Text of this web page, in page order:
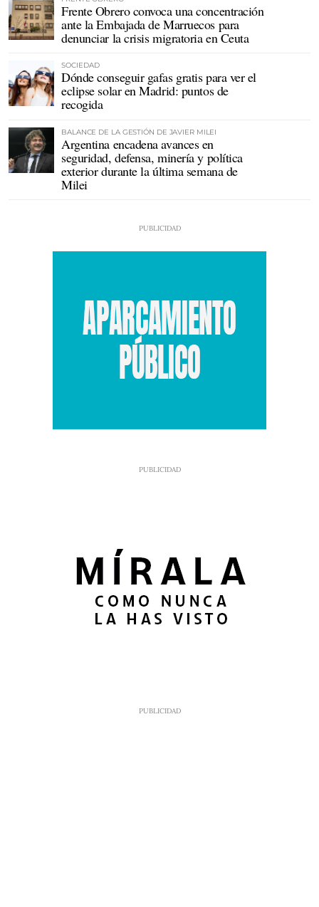
Frente Obrero convoca una concentración
ante la Embajada de Marruecos para
denunciar la crisis migratoria en Ceuta
SOCIEDAD
Dónde conseguir gafas gratis para ver el
eclipse solar en Madrid: puntos de
recogida
BALANCE DE LA GESTIÓN DE JAVIER MILEI
Argentina encadena avances en
seguridad, defensa, minería y política
exterior durante la última semana de
Milei